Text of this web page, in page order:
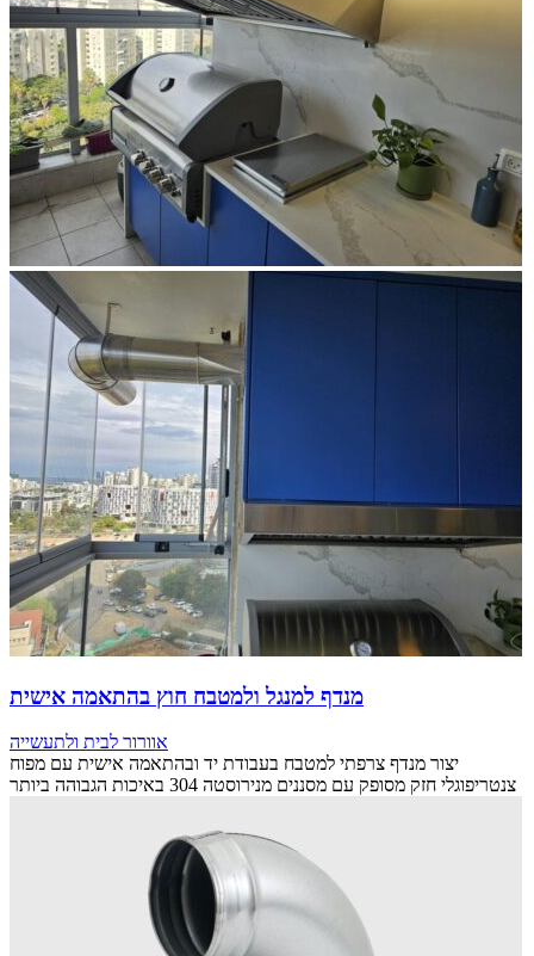
מנדף למנגל ולמטבח חוץ בהתאמה אישית
אוורור לבית ולתעשייה
יצור מנדף צרפתי למטבח בעבודת יד ובהתאמה אישית עם מפוח
צנטריפוגלי חזק מסופק עם מסננים מנירוסטה 304 באיכות הגבוהה ביותר